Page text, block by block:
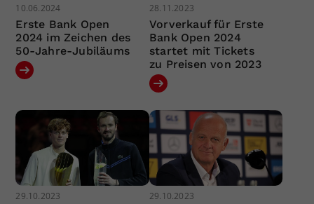
10.06.2024
Erste Bank Open
2024 im Zeichen des
50-Jahre-Jubiläums
28.11.2023
Vorverkauf für Erste
Bank Open 2024
startet mit Tickets
zu Preisen von 2023
29.10.2023 29.10.2023